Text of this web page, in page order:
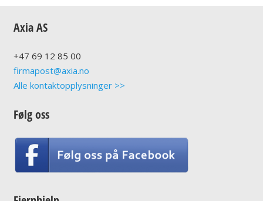
Axia AS
+47 69 12 85 00
firmapost@axia.no
Alle kontaktopplysninger >>
Følg oss